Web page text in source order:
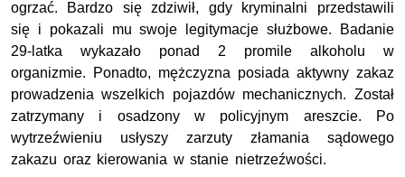
ogrzać. Bardzo się zdziwił, gdy kryminalni przedstawili
się i pokazali mu swoje legitymacje służbowe. Badanie
29-latka wykazało ponad 2 promile alkoholu w
organizmie. Ponadto, mężczyzna posiada aktywny zakaz
prowadzenia wszelkich pojazdów mechanicznych. Został
zatrzymany i osadzony w policyjnym areszcie. Po
wytrzeźwieniu usłyszy zarzuty złamania sądowego
zakazu oraz kierowania w stanie nietrzeźwości.